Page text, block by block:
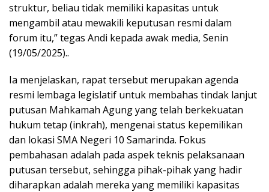
struktur, beliau tidak memiliki kapasitas untuk
mengambil atau mewakili keputusan resmi dalam
forum itu,” tegas Andi kepada awak media, Senin
(19/05/2025)..
Ia menjelaskan, rapat tersebut merupakan agenda
resmi lembaga legislatif untuk membahas tindak lanjut
putusan Mahkamah Agung yang telah berkekuatan
hukum tetap (inkrah), mengenai status kepemilikan
dan lokasi SMA Negeri 10 Samarinda. Fokus
pembahasan adalah pada aspek teknis pelaksanaan
putusan tersebut, sehingga pihak-pihak yang hadir
diharapkan adalah mereka yang memiliki kapasitas